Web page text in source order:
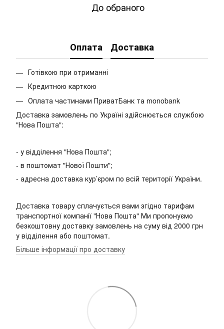
До обраного
Оплата Доставка
Готівкою при отриманні
Кредитною карткою
Оплата частинами ПриватБанк та monobank
Доставка замовлень по Україні здійснюється службою
"Нова Пошта":
- у відділення "Нова Пошта";
- в поштомат "Нової Пошти";
- адресна доставка кур’єром по всій території України.
Доставка товару сплачується вами згідно тарифам
транспортної компанії "Нова Пошта" Ми пропонуємо
безкоштовну доставку замовлень на суму від 2000 грн
у відділення або поштомат.
Більше інформації про доставку